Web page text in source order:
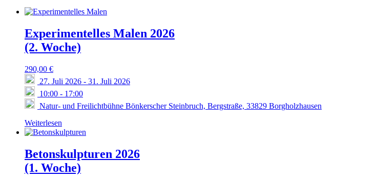
Experimentelles Malen 2026
(2. Woche)
290,00 €
27. Juli 2026 - 31. Juli 2026
10:00 - 17:00
Natur- und Freilichtbühne Bönkerscher Steinbruch, Bergstraße, 33829 Borgholzhausen
Weiterlesen
Betonskulpturen 2026
(1. Woche)